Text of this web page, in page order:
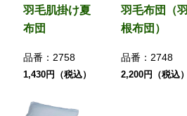
羽毛肌掛け夏
布団
品番： 2758
1,430円（税込）
羽毛布団（羽
根布団）
品番： 2748
2,200円（税込）